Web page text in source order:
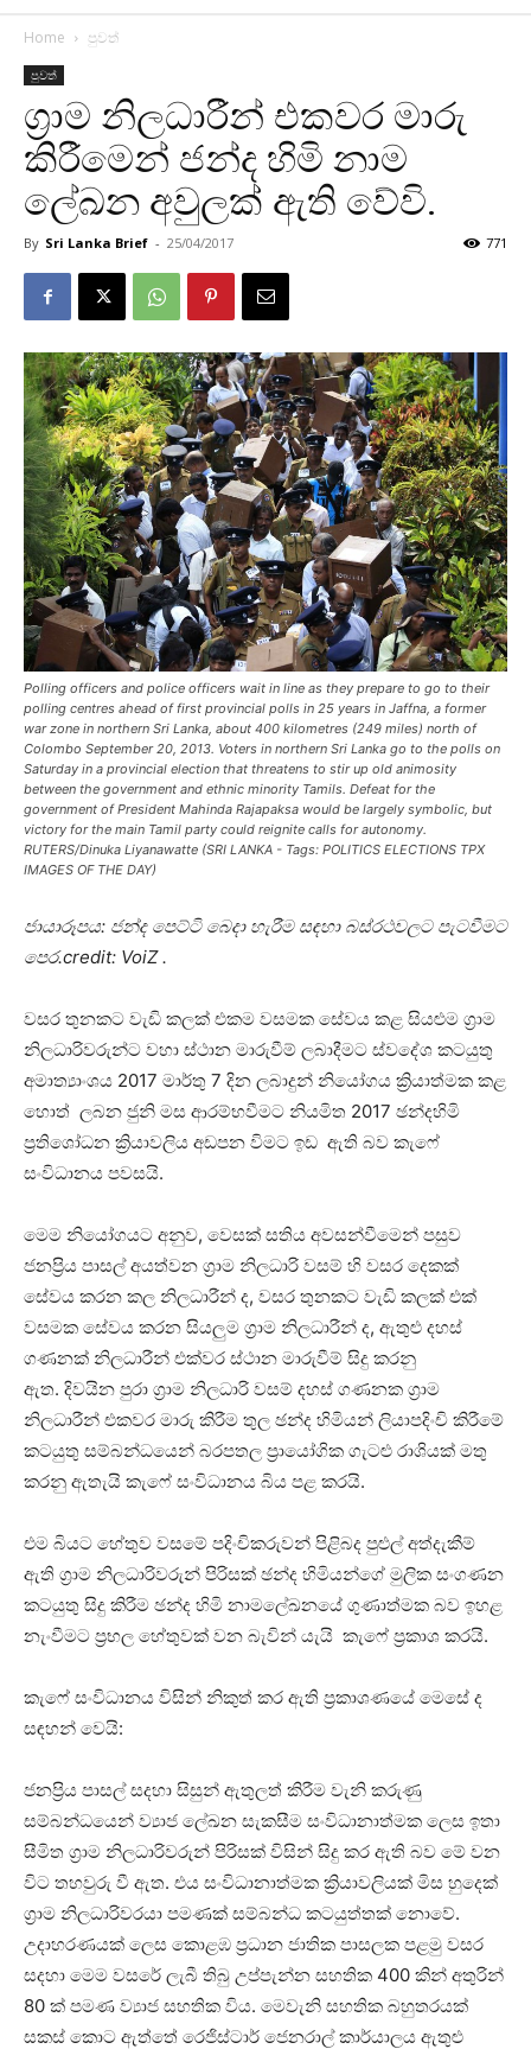
Home පුවත්
පුවත්
ග්‍රාම නිලධාරීන් එකවර මාරු
කිරීමෙන් ජන්ද හිමි නාම
ලේඛන අවුලක් ඇති වේවි.
By Sri Lanka Brief - 25/04/2017 771
Polling officers and police officers wait in line as they prepare to go to their
polling centres ahead of first provincial polls in 25 years in Jaffna, a former
war zone in northern Sri Lanka, about 400 kilometres (249 miles) north of
Colombo September 20, 2013. Voters in northern Sri Lanka go to the polls on
Saturday in a provincial election that threatens to stir up old animosity
between the government and ethnic minority Tamils. Defeat for the
government of President Mahinda Rajapaksa would be largely symbolic, but
victory for the main Tamil party could reignite calls for autonomy.
RUTERS/Dinuka Liyanawatte (SRI LANKA - Tags: POLITICS ELECTIONS TPX
IMAGES OF THE DAY)
ජායාරූපය: ජන්ද පෙට්ටි බෙදා හැරීම සඳහා බස්රථවලට පැටවීමට
පෙර.credit: VoiZ .
වසර තුනකට වැඩි කලක් එකම වසමක සේවය කළ සියළුම ග්‍රාම
නිලධාරිවරුන්ට වහා ස්ථාන මාරුවීම් ලබාදීමට ස්වදේශ කටයුතු
අමාත්‍යාංශය 2017 මාර්තු 7 දින ලබාදුන් නියෝගය ක්‍රියාත්මක කළ
හොත් ලබන ජුනි මස ආරම්භවීමට නියමිත 2017 ඡන්දහිමි
ප්‍රතිශෝධන ක්‍රියාවලිය අඩපන විමට ඉඩ ඇති බව කැෆේ
සංවිධානය පවසයි.
මෙම නියෝගයට අනුව, වෙසක් සතිය අවසන්වීමෙන් පසුව
ජනප්‍රිය පාසල් අයත්වන ග්‍රාම නිලධාරි වසම් හි වසර දෙකක්
සේවය කරන කල නිලධාරීන් ද, වසර තුනකට වැඩි කලක් එක්
වසමක සේවය කරන සියලුම ග්‍රාම නිලධාරීන් ද, ඇතුළු දහස්
ගණනක් නිලධාරීන් එක්වර ස්ථාන මාරුවීම් සිදු කරනු
ඇත. දිවයින පුරා ග්‍රාම නිලධාරි වසම් දහස් ගණනක ග්‍රාම
නිලධාරීන් එකවර මාරු කිරීම තුල ඡන්ද හිමියන් ලියාපදිංචි කිරීමේ
කටයුතු සම්බන්ධයෙන් බරපතල ප්‍රායෝගික ගැටළු රාශියක් මතු
කරනු ඇතැයි කැෆේ සංවිධානය බිය පළ කරයි.
එම බියට හේතුව වසමේ පදිංචිකරුවන් පිළිබද පුළුල් අත්දැකීම්
ඇති ග්‍රාම නිලධාරිවරුන් පිරිසක් ඡන්ද හිමියන්ගේ මුලික සංගණන
කටයුතු සිදු කිරීම ඡන්ද හිමි නාමලේඛනයේ ගුණාත්මක බව ඉහළ
නැංවීමට ප්‍රභල හේතුවක් වන බැවින් යැයි කැෆේ ප්‍රකාශ කරයි.
කැෆේ සංවිධානය විසින් නිකුත් කර ඇති ප්‍රකාශණයේ මෙසේ ද
සඳහන් වෙයි:
ජනප්‍රිය පාසල් සදහා සිසුන් ඇතුලත් කිරීම වැනි කරුණු
සම්බන්ධයෙන් ව්‍යාජ ලේඛන සැකසීම සංවිධානාත්මක ලෙස ඉතා
සීමිත ග්‍රාම නිලධාරිවරුන් පිරිසක් විසින් සිදු කර ඇති බව මේ වන
විට තහවුරු වී ඇත. එය සංවිධානාත්මක ක්‍රියාවලියක් මිස හුදෙක්
ග්‍රාම නිලධාරිවරයා පමණක් සම්බන්ධ කටයුත්තක් නොවේ.
උදාහරණයක් ලෙස කොළඹ ප්‍රධාන ජාතික පාසලක පළමු වසර
සදහා මෙම වසරේ ලැබී තිබු උප්පැන්න සහතික 400 කින් අතුරින්
80 ක් පමණ ව්‍යාජ සහතික විය. මෙවැනි සහතික බහුතරයක්
සකස් කොට ඇත්තේ රෙජිස්ටාර් ජෙනරාල් කාර්යාලය ඇතුළු